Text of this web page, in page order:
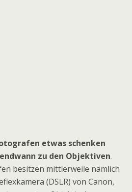
etwas schenken
zu den Objektiven.
besitzen mittlerweile nämlich
(DSLR) von Canon,